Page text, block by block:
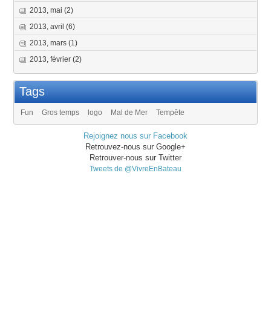
2013, mai(2)
2013, avril(6)
2013, mars(1)
2013, février(2)
Tags
Fun Gros temps logo Mal de Mer Tempête
Rejoignez nous sur Facebook
Retrouvez-nous sur Google+
Retrouver-nous sur Twitter
Tweets de @VivreEnBateau